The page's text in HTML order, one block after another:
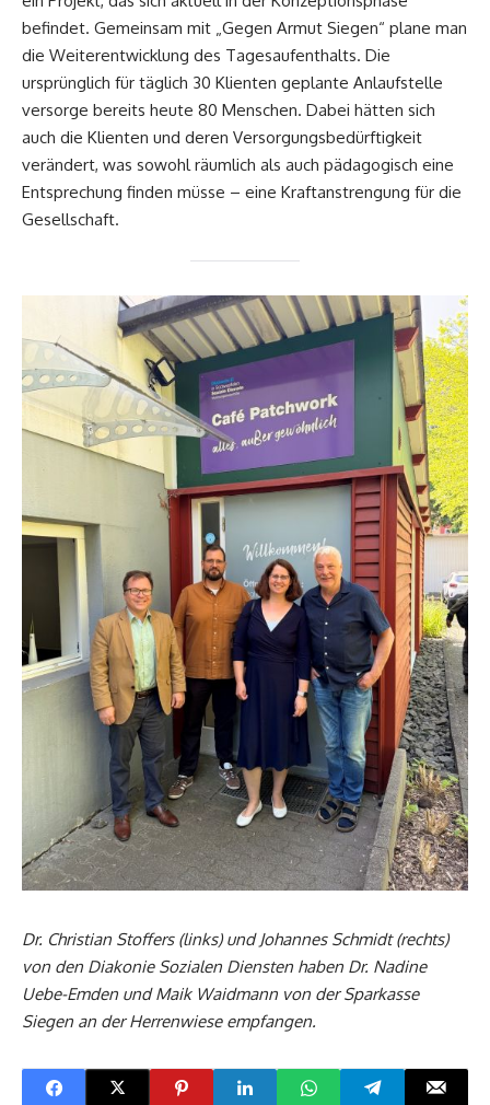
befindet. Gemeinsam mit „Gegen Armut Siegen“ plane man
die Weiterentwicklung des Tagesaufenthalts. Die
ursprünglich für täglich 30 Klienten geplante Anlaufstelle
versorge bereits heute 80 Menschen. Dabei hätten sich
auch die Klienten und deren Versorgungsbedürftigkeit
verändert, was sowohl räumlich als auch pädagogisch eine
Entsprechung finden müsse – eine Kraftanstrengung für die
Gesellschaft.
Dr. Christian Stoffers (links) und Johannes Schmidt (rechts)
von den Diakonie Sozialen Diensten haben Dr. Nadine
Uebe-Emden und Maik Waidmann von der Sparkasse
Siegen an der Herrenwiese empfangen.